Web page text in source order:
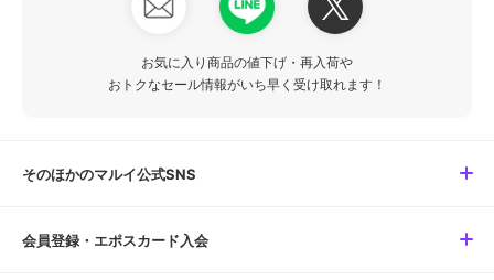
お気に入り商品の値下げ・再入荷や
おトクなセール情報がいち早く受け取れます！
そのほかのマルイ公式SNS
会員登録・エポスカード入会